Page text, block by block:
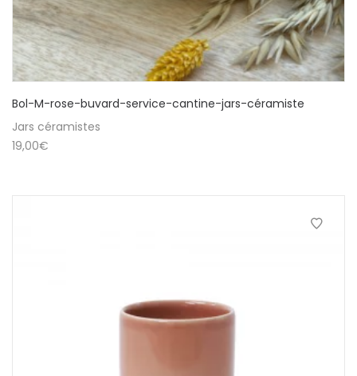
Bol-M-rose-buvard-service-cantine-jars-céramiste
Jars céramistes
19,00€